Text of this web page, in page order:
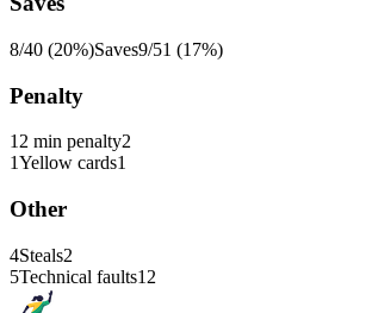
8/40 (20%)Saves9/51 (17%)
Penalty
1 2 min penalty2
1Yellow cards1
Other
4Steals2
5Technical faults12